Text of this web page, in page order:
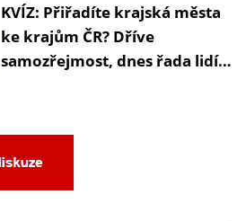
KVÍZ: Přiřadíte krajská města
ke krajům ČR? Dříve
samozřejmost, dnes řada lidí